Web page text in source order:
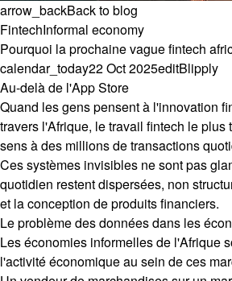
arrow_backBack to blog
FintechInformal economy
Pourquoi la prochaine vague fintech
calendar_today22 Oct 2025editBlipply
Au-delà de l'App Store
Quand les gens pensent à l'innovation
travers l'Afrique, le travail fintech le
sens à des millions de transactions
Ces systèmes invisibles ne sont pas
quotidien restent dispersées, non
et la conception de produits financiers.
Le problème des données dans les
Les économies informelles de l'Afrique
l'activité économique au sein de ces